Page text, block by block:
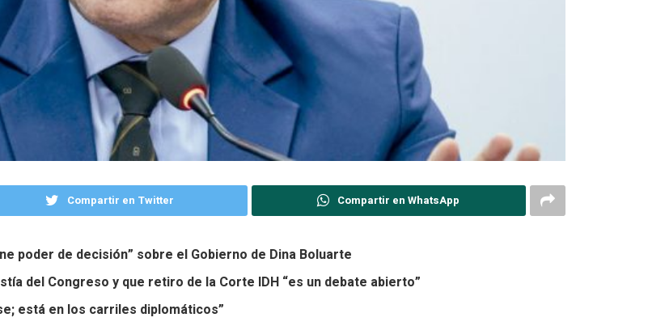
Compartir en Twitter Compartir en WhatsApp
poder de decisión” sobre el Gobierno de Dina Boluarte
del Congreso y que retiro de la Corte IDH “es un debate abierto”
está en los carriles diplomáticos”